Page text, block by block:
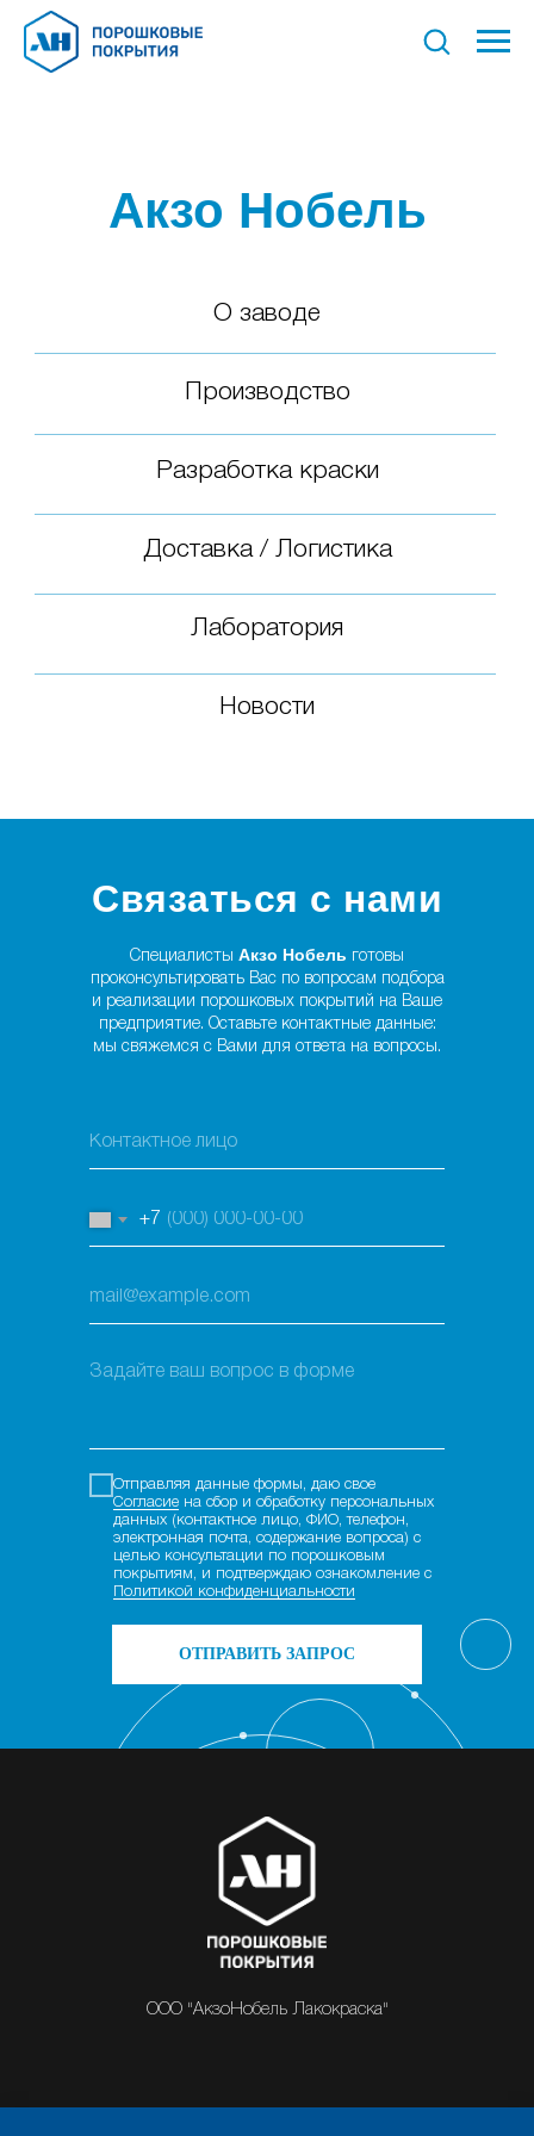
О заводе
Доставка / Логистика
Специалисты Акзо Нобель готовы
проконсультировать Вас по вопросам подбора
и реализации порошковых покрытий на Ваше
предприятие. Оставьте контактные данные:
мы свяжемся с Вами для ответа на вопросы.
Связаться с нами
+7
Отправляя данные формы, даю свое
Согласие на сбор и обработку персональных
данных (контактное лицо, ФИО, телефон,
электронная почта, содержание вопроса) с
целью консультации по порошковым
покрытиям, и подтверждаю ознакомление с
Политикой конфиденциальности
ОТПРАВИТЬ ЗАПРОС
ООО "АкзоНобель Лакокраска"